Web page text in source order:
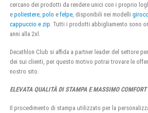
cercano dei prodotti da rendere unici con i proprio
e poliestere polo e felpe , disponibili nei modelli
cappuccio e zip . Tutti i prodotti abbigliamento sono
anni alla 2xl.
Decathlon Club si affida a partner leader del settore
dei sui clienti, per questo motivo potrai trovare le
nostro sito.
ELEVATA QUALITÀ DI STAMPA E MASSIMO
Il procedimento di stampa utilizzato per la